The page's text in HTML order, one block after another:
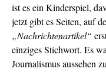
ist es ein Kinderspiel,
jetzt gibt es Seiten, auf
„Nachrichtenartikel“
einziges Stichwort. Es
Journalismus aussehen